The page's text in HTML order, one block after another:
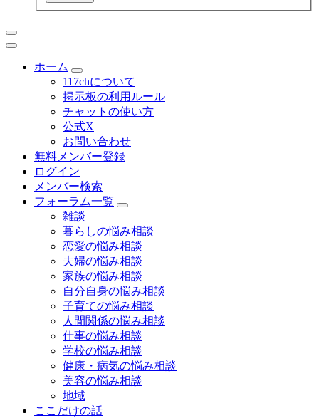
ホーム
117chについて
掲示板の利用ルール
チャットの使い方
公式X
お問い合わせ
無料メンバー登録
ログイン
メンバー検索
フォーラム一覧
雑談
暮らしの悩み相談
恋愛の悩み相談
夫婦の悩み相談
家族の悩み相談
自分自身の悩み相談
子育ての悩み相談
人間関係の悩み相談
仕事の悩み相談
学校の悩み相談
健康・病気の悩み相談
美容の悩み相談
地域
ここだけの話